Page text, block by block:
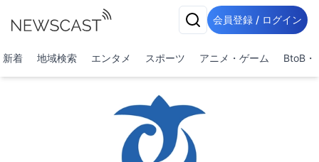
会員登録 / ログイン
新着 地域検索 エンタメ スポーツ アニメ・ゲーム BtoB・